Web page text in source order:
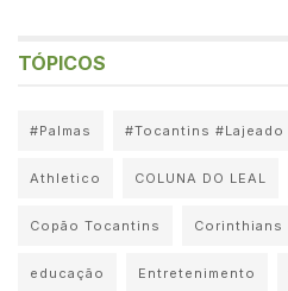
TÓPICOS
#Palmas #Tocantins #Lajeado
Athletico COLUNA DO LEAL
Copão Tocantins Corinthians
educação Entretenimento